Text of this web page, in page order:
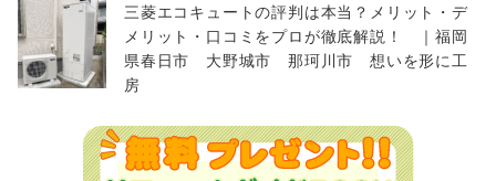
三菱エコキュートの評判は本当？メリット・デ
メリット・口コミをプロが徹底解説！ ｜福岡
県春日市 大野城市 那珂川市 想いを形に工
房